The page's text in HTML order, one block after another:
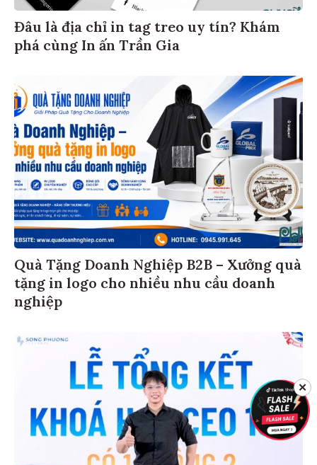
Đâu là địa chỉ in tag treo uy tín? Khám
phá cùng In ấn Trần Gia
Quà Tặng Doanh Nghiệp B2B – Xưởng quà
tặng in logo cho nhiều nhu cầu doanh
nghiệp
✕